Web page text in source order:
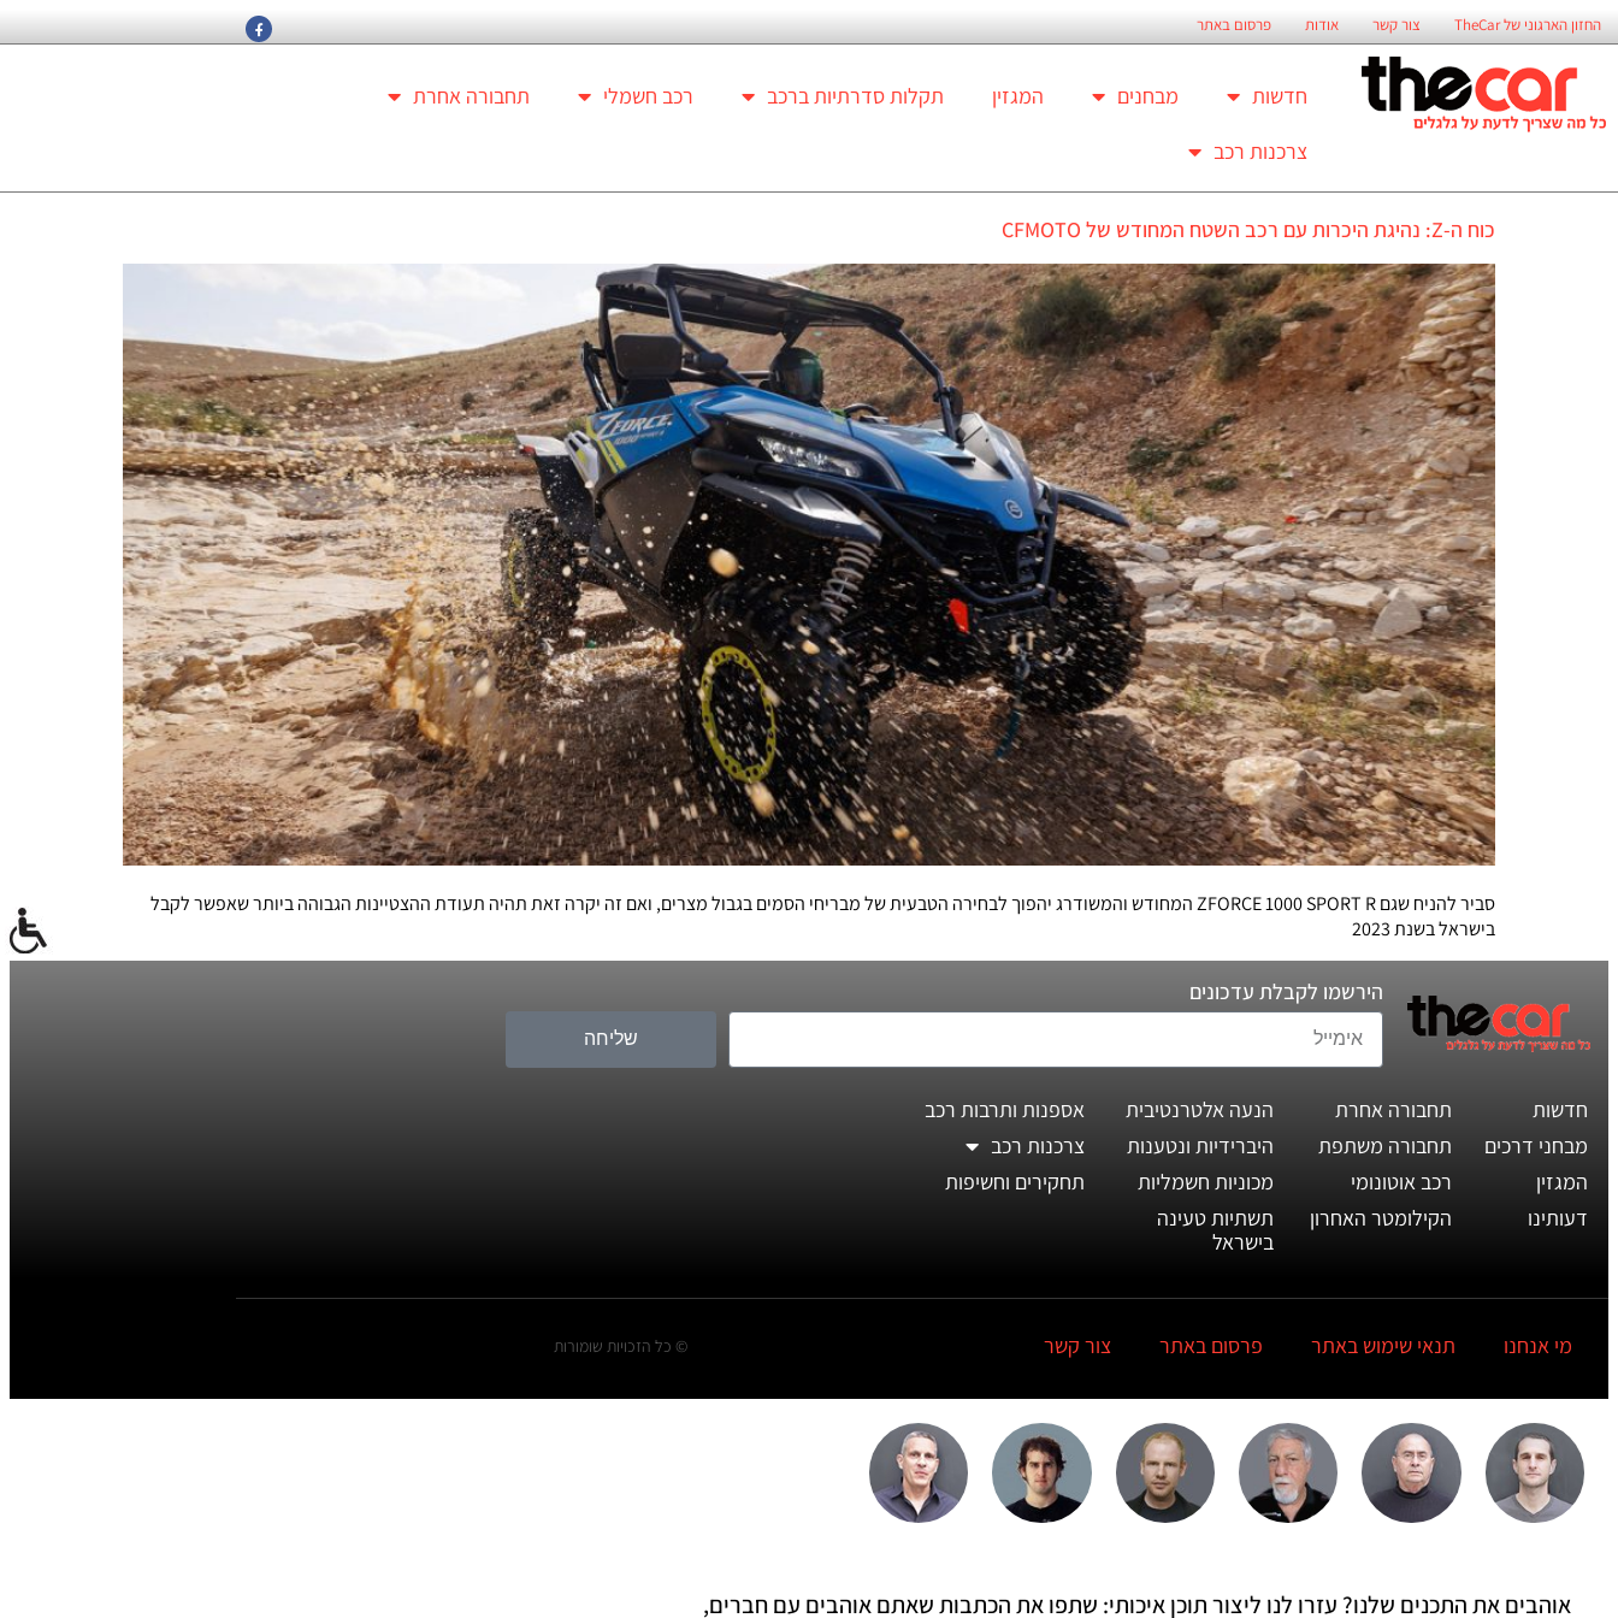
החזון הארגוני של TheCar צור קשר אודות פרסום באתר
חדשות מבחנים המגזין תקלות סדרתיות ברכב רכב חשמלי
תחבורה אחרת
צרכנות רכב
כוח ה-Z: נהיגת היכרות עם רכב השטח המחודש של CFMOTO
סביר להניח שגם ZFORCE 1000 SPORT R המחודש והמשודרג יהפוך לבחירה הטבעית של מבריחי הסמים בגבול מצרים, ואם זה יקרה זאת תהיה תעודת ההצטיינות הגבוהה ביותר שאפשר לקבל
בישראל בשנת 2023
הירשמו לקבלת עדכונים
שליחה
חדשות
מבחני דרכים
המגזין
דעותינו
תחבורה אחרת
תחבורה משתפת
רכב אוטונומי
הקילומטר האחרון
הנעה אלטרנטיבית
היברידיות ונטענות
מכוניות חשמליות
תשתיות טעינה
בישראל
אספנות ותרבות רכב
צרכנות רכב
תחקירים וחשיפות
מי אנחנו תנאי שימוש באתר פרסום באתר צור קשר © כל הזכויות שומורות
אוהבים את התכנים שלנו? עזרו לנו ליצור תוכן איכותי: שתפו את הכתבות שאתם אוהבים עם חברים,